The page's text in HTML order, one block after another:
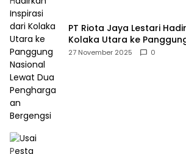
PT Riota Jaya Lestari
Kolaka Utara ke
Dua Penghargaan
27 November 2025 0